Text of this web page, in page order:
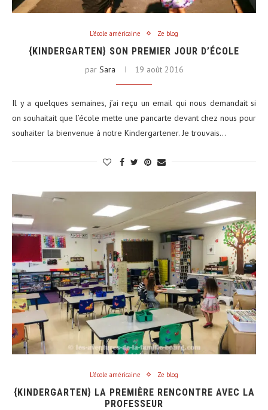
L'école américaine Ze blog
{KINDERGARTEN} SON PREMIER JOUR D’ÉCOLE
par Sara 19 août 2016
Il y a quelques semaines, j’ai reçu un email qui nous demandait si
on souhaitait que l’école mette une pancarte devant chez nous pour
souhaiter la bienvenue à notre Kindergartener. Je trouvais…
L'école américaine Ze blog
{KINDERGARTEN} LA PREMIÈRE RENCONTRE AVEC LA
PROFESSEUR